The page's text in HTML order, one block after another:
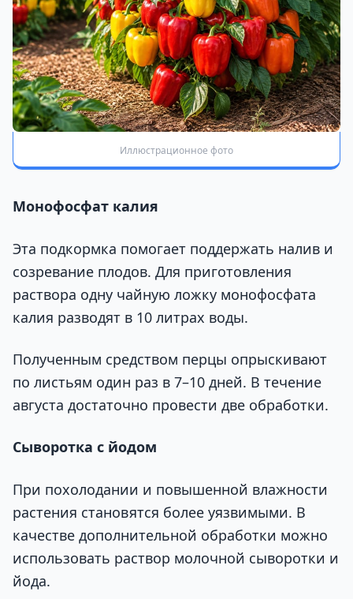
Иллюстрационное фото
Монофосфат калия
Эта подкормка помогает поддержать налив и
созревание плодов. Для приготовления
раствора одну чайную ложку монофосфата
калия разводят в 10 литрах воды.
Полученным средством перцы опрыскивают
по листьям один раз в 7–10 дней. В течение
августа достаточно провести две обработки.
Сыворотка с йодом
При похолодании и повышенной влажности
растения становятся более уязвимыми. В
качестве дополнительной обработки можно
использовать раствор молочной сыворотки и
йода.